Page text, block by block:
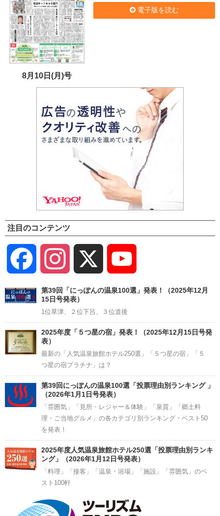
8月10日(月)号
電子版を読む
注目のコンテンツ
Facebook Instagram
Channel
第39回「にっぽんの温泉100選」発表！（2025年12月
15日号発表）
1位草津、２位下呂、３位道後
2025年度「５つ星の宿」発表！（2025年12月15日号発
表）
最新の「人気温泉旅館ホテル250選」「５つ星の宿」「５
つ星の宿プラチナ」は？
第39回にっぽんの温泉100選「投票理由別ランキング 」
（2026年1月1日号発表）
「雰囲気」「見所・レジャー＆体験」「泉質」「郷土料
理・ご当地グルメ」の各カテゴリ別ランキング・ベスト50
を発表！
2025年度人気温泉旅館ホテル250選「投票理由別ランキ
ング」（2026年1月12日号発表）
「料理」「接客」「温泉・浴場」「施設」「雰囲気」のベ
スト100軒